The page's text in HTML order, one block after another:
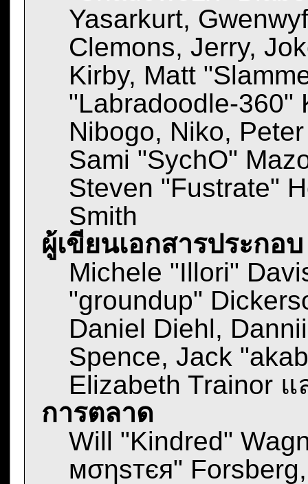
Yasarkurt,
Clemons, Jerry,
Kirby, Matt
"Labradoodle-360"
Nibogo, Niko,
Sami "SychO"
Steven "Fustrate"
Smith
ผู้เขียนเอกสารประกอบ
Michele "Illori"
"groundup"
Daniel Diehl,
Spence, Jack
Elizabeth Trainor
การตลาด
Will "Kindred"
мσηѕтєя"